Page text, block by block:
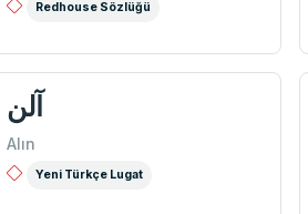
Redhouse Sözlüğü
آلن
Alın
Yeni Türkçe Lugat